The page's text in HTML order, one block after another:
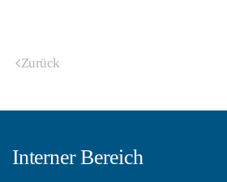
Zurück
Interner Bereich